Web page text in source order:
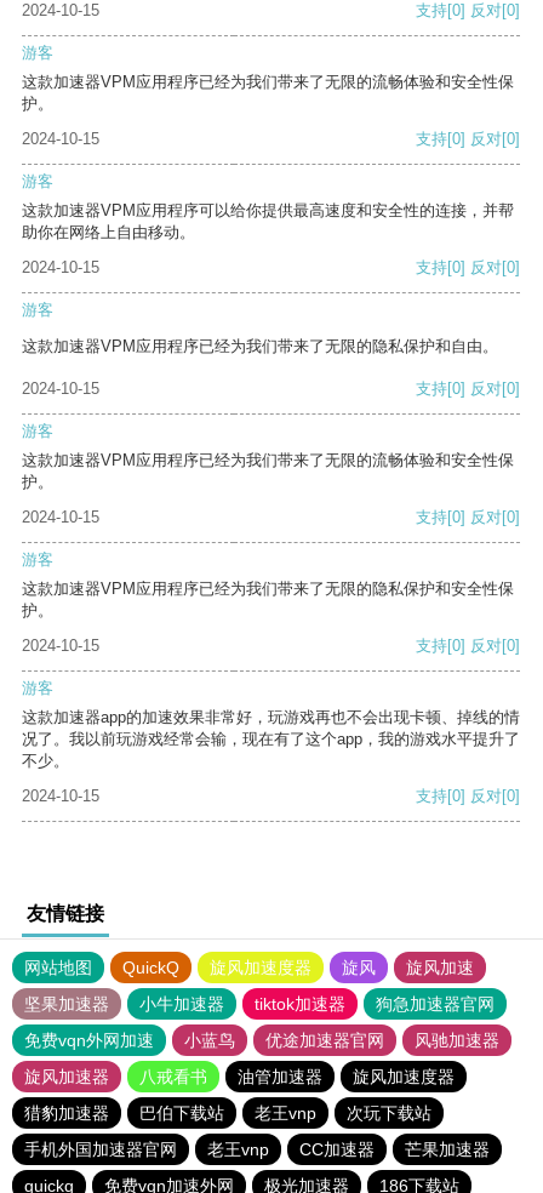
2024-10-15 支持[0] 反对[0]
游客
这款加速器VPM应用程序已经为我们带来了无限的流畅体验和安全性保
护。
2024-10-15
支持[0] 反对[0]
游客
这款加速器VPM应用程序可以给你提供最高速度和安全性的连接，并帮
助你在网络上自由移动。
2024-10-15
支持[0] 反对[0]
游客
这款加速器VPM应用程序已经为我们带来了无限的隐私保护和自由。
2024-10-15 支持[0] 反对[0]
游客
这款加速器VPM应用程序已经为我们带来了无限的流畅体验和安全性保
护。
2024-10-15
支持[0] 反对[0]
游客
这款加速器VPM应用程序已经为我们带来了无限的隐私保护和安全性保
护。
2024-10-15
支持[0] 反对[0]
游客
这款加速器app的加速效果非常好，玩游戏再也不会出现卡顿、掉线的情
况了。我以前玩游戏经常会输，现在有了这个app，我的游戏水平提升了
不少。
2024-10-15
支持[0] 反对[0]
友情链接
网站地图 QuickQ 旋风加速度器 旋风
旋风加速
坚果加速器
小牛加速器 tiktok加速器
狗急加速器官网
免费vqn外网加速
小蓝鸟 优途加速器官网
风驰加速器
旋风加速器
八戒看书 油管加速器
旋风加速度器
猎豹加速器
巴伯下载站 老王vnp
次玩下载站
手机外国加速器官网
老王vnp CC加速器
芒果加速器
quickq
免费vqn加速外网 极光加速器 186下载站